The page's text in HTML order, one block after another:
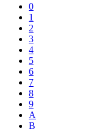
0
1
2
3
4
5
6
7
8
9
A
B